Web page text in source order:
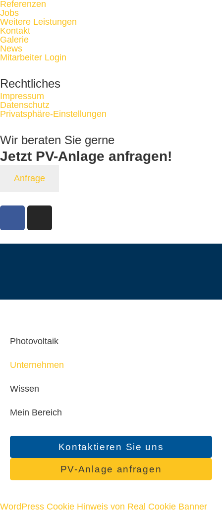
Referenzen
Jobs
Weitere Leistungen
Kontakt
Galerie
News
Mitarbeiter Login
Rechtliches
Impressum
Datenschutz
Privatsphäre-Einstellungen
Wir beraten Sie gerne
Jetzt PV-Anlage anfragen!
Anfrage
Photovoltaik
Unternehmen
Wissen
Mein Bereich
Kontaktieren Sie uns
PV-Anlage anfragen
WordPress Cookie Hinweis von Real Cookie Banner